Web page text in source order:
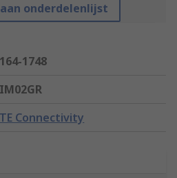
onderdelenlijst
164-1748
IM02GR
TE Connectivity